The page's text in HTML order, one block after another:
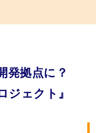
発拠点に？
ジェクト』